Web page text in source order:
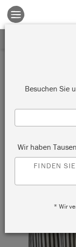
Es gelten die
hierfür weitere
Besuchen Sie
Wir haben
FINDEN
* Wir